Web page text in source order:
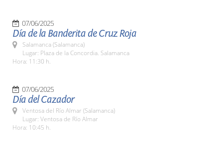
07/06/2025
Día de la Banderita de Cruz Roja
Salamanca (Salamanca)
Lugar: Plaza de la Concordia. Salamanca
Hora: 11:30 h.
07/06/2025
Día del Cazador
Ventosa del Río Almar (Salamanca)
Lugar: Ventosa de Río Almar
Hora: 10:45 h.